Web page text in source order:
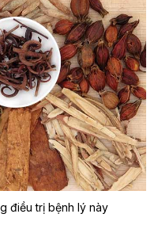
điều trị bệnh lý này